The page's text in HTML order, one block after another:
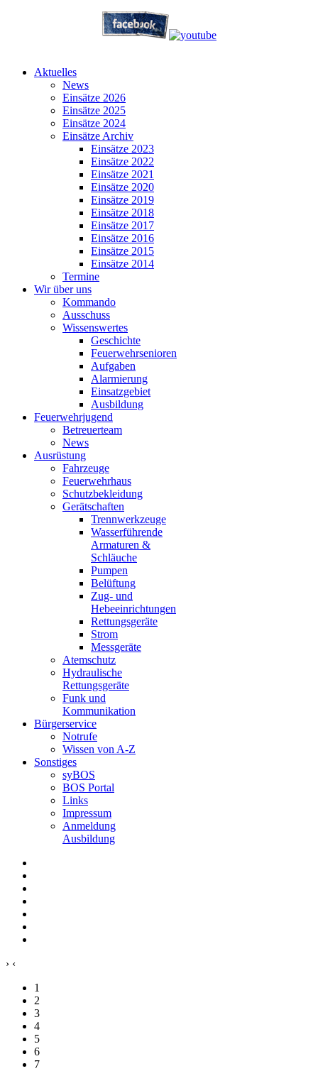
Aktuelles
News
Einsätze 2026
Einsätze 2025
Einsätze 2024
Einsätze Archiv
Einsätze 2023
Einsätze 2022
Einsätze 2021
Einsätze 2020
Einsätze 2019
Einsätze 2018
Einsätze 2017
Einsätze 2016
Einsätze 2015
Einsätze 2014
Termine
Wir über uns
Kommando
Ausschuss
Wissenswertes
Geschichte
Feuerwehrsenioren
Aufgaben
Alarmierung
Einsatzgebiet
Ausbildung
Feuerwehrjugend
Betreuerteam
News
Ausrüstung
Fahrzeuge
Feuerwehrhaus
Schutzbekleidung
Gerätschaften
Trennwerkzeuge
Wasserführende
Armaturen &
Schläuche
Pumpen
Belüftung
Zug- und
Hebeeinrichtungen
Rettungsgeräte
Strom
Messgeräte
Atemschutz
Hydraulische
Rettungsgeräte
Funk und
Kommunikation
Bürgerservice
Notrufe
Wissen von A-Z
Sonstiges
syBOS
BOS Portal
Links
Impressum
Anmeldung
Ausbildung
› ‹
1
2
3
4
5
6
7